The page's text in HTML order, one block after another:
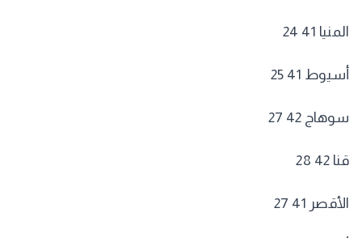
المنيا 41 24
أسيوط 41 25
سوهاج 42 27
قنا 42 28
الأقصر 41 27